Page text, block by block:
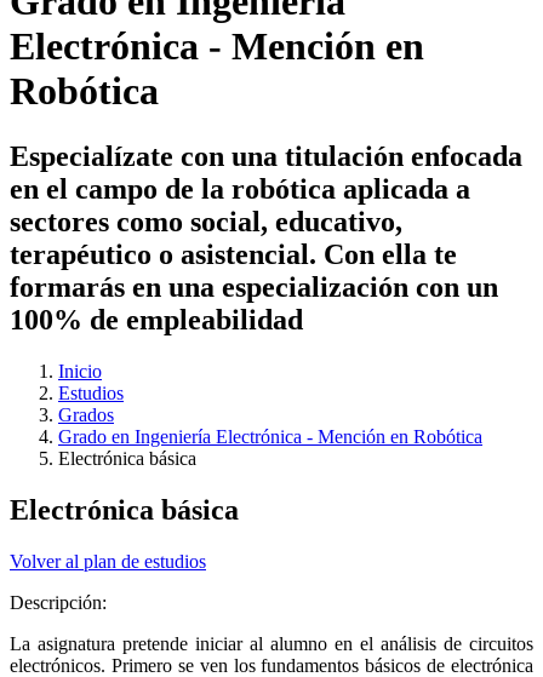
Electrónica - Mención en
Robótica
Especialízate con una titulación enfocada
en el campo de la robótica aplicada a
sectores como social, educativo,
terapéutico o asistencial. Con ella te
formarás en una especialización con un
100% de empleabilidad
Inicio
Estudios
Grados
Grado en Ingeniería Electrónica - Mención en Robótica
Electrónica básica
Electrónica básica
Volver al plan de estudios
Descripción:
La asignatura pretende iniciar al alumno en el análisis de circuitos
electrónicos. Primero se ven los fundamentos básicos de electrónica